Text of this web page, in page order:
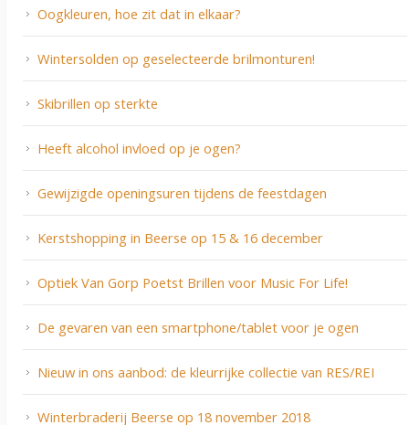
Oogkleuren, hoe zit dat in elkaar?
Wintersolden op geselecteerde brilmonturen!
Skibrillen op sterkte
Heeft alcohol invloed op je ogen?
Gewijzigde openingsuren tijdens de feestdagen
Kerstshopping in Beerse op 15 & 16 december
Optiek Van Gorp Poetst Brillen voor Music For Life!
De gevaren van een smartphone/tablet voor je ogen
Nieuw in ons aanbod: de kleurrijke collectie van RES/REI
Winterbraderij Beerse op 18 november 2018